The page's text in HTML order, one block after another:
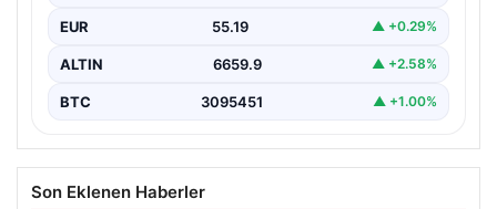
EUR 55.19 ▲ +0.29%
ALTIN 6659.9 ▲ +2.58%
BTC 3095451 ▲ +1.00%
Son Eklenen Haberler